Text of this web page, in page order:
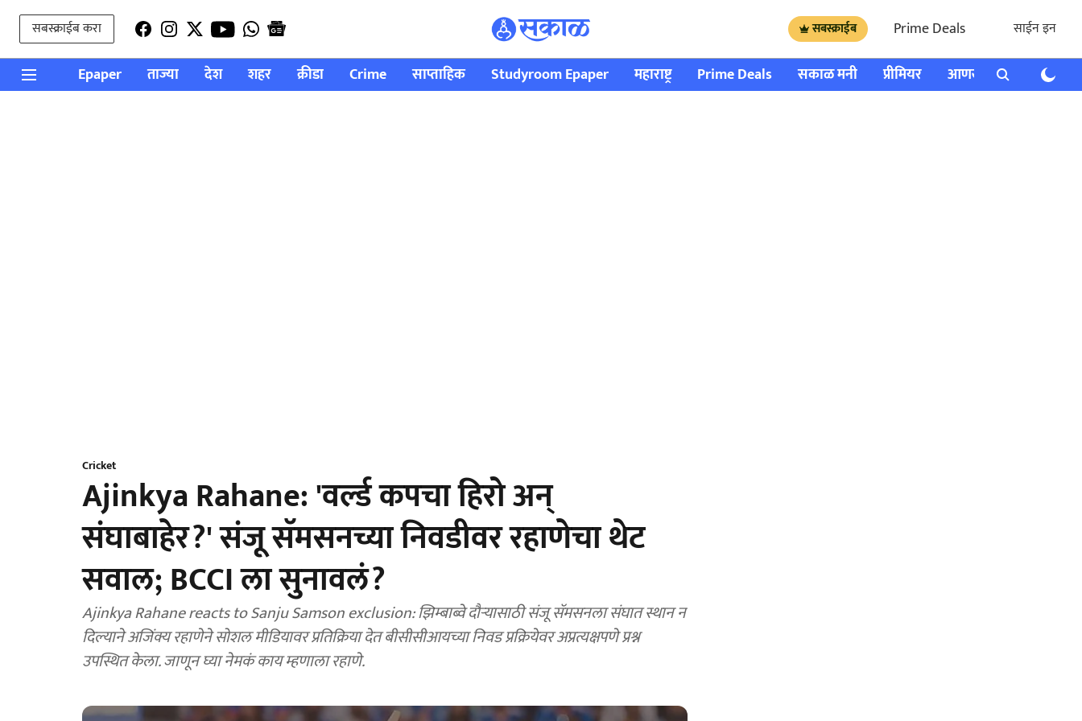
सबस्क्राईब करा सबस्क्राईब Prime Deals साईन इन
Epaper ताज्या देश शहर क्रीडा Crime साप्ताहिक Studyroom Epaper महाराष्ट्र Prime Deals सकाळ मनी प्रीमियर आणखी राशी भविष्य
Cricket
Ajinkya Rahane: 'वर्ल्ड कपचा हिरो अन्
संघाबाहेर?' संजू सॅमसनच्या निवडीवर रहाणेचा थेट
सवाल; BCCI ला सुनावलं?
Ajinkya Rahane reacts to Sanju Samson exclusion: झिम्बाब्वे दौऱ्यासाठी संजू सॅमसनला संघात स्थान न
दिल्याने अजिंक्य रहाणेने सोशल मीडियावर प्रतिक्रिया देत बीसीसीआयच्या निवड प्रक्रियेवर अप्रत्यक्षपणे प्रश्न
उपस्थित केला. जाणून घ्या नेमकं काय म्हणाला रहाणे.